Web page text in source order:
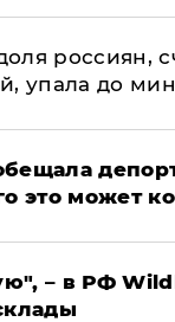
россиян,
упала до
это может
– в РФ